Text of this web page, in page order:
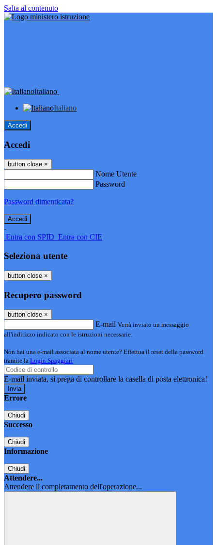
Salta al contenuto
Italiano
Italiano
Accedi
Accedi
button close ×
Nome Utente
Password
Password dimenticata?
-
Entra con SPID Entra con CIE
Seleziona utente
button close ×
Recupero password
button close ×
E-mail Verrà inviato un messaggio
all'indirizzo indicato con le istruzioni necessarie.
Non hai una e-mail associata al nome utente? Effettua il reset della password
tramite la Login Spaggiari
E-mail inviata, si prega di controllare la casella di posta elettronica!
Errore
Chiudi
Successo
Chiudi
Informazione
Chiudi
Attendere...
Attendere il completamento dell'operazione...